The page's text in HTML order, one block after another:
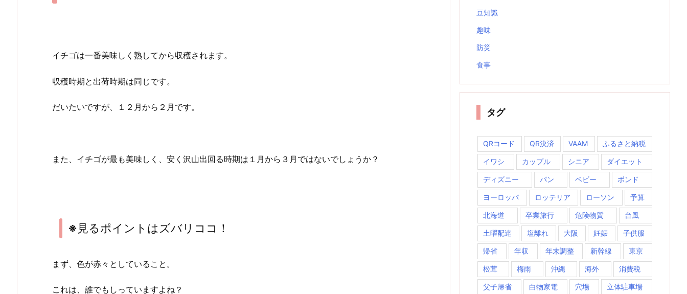
イチゴは一番美味しく熟してから収穫されます。
収穫時期と出荷時期は同じです。
だいたいですが、１２月から２月です。
また、イチゴが最も美味しく、安く沢山出回る時期は１月から３月ではないでしょうか？
※見るポイントはズバリココ！
まず、色が赤々としていること。
これは、誰でもしっていますよね？
豆知識
趣味
防災
食事
タグ
QRコード QR決済 VAAM ふるさと納税
イワシ カップル シニア ダイエット
ディズニー パン ベビー ボンド
ヨーロッパ ロッテリア ローソン 予算
北海道 卒業旅行 危険物質 台風
土曜配達 塩離れ 大阪 妊娠 子供服
帰省 年収 年末調整 新幹線 東京
松茸 梅雨 沖縄 海外 消費税
父子帰省 白物家電 穴場 立体駐車場